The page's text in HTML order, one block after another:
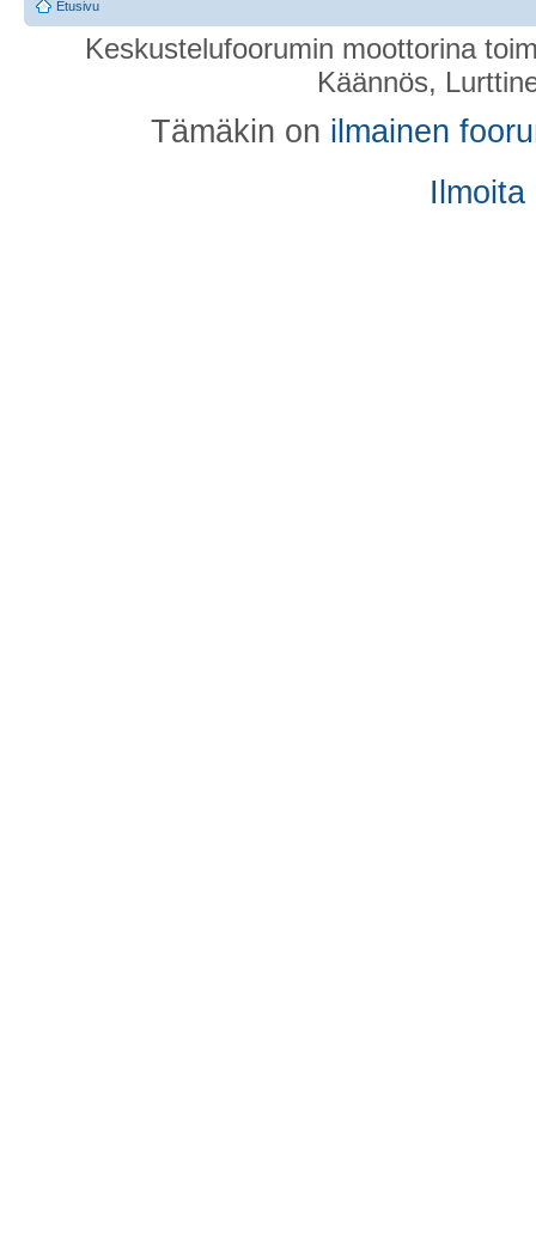
Etusivu
Keskustelufoorumin moottorina
Käännös,
Tämäkin on ilmainen